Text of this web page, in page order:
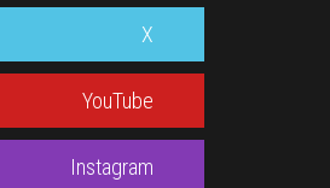
X
YouTube
Instagram